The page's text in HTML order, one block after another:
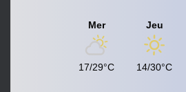
Mer
17/29°C
Jeu
14/30°C